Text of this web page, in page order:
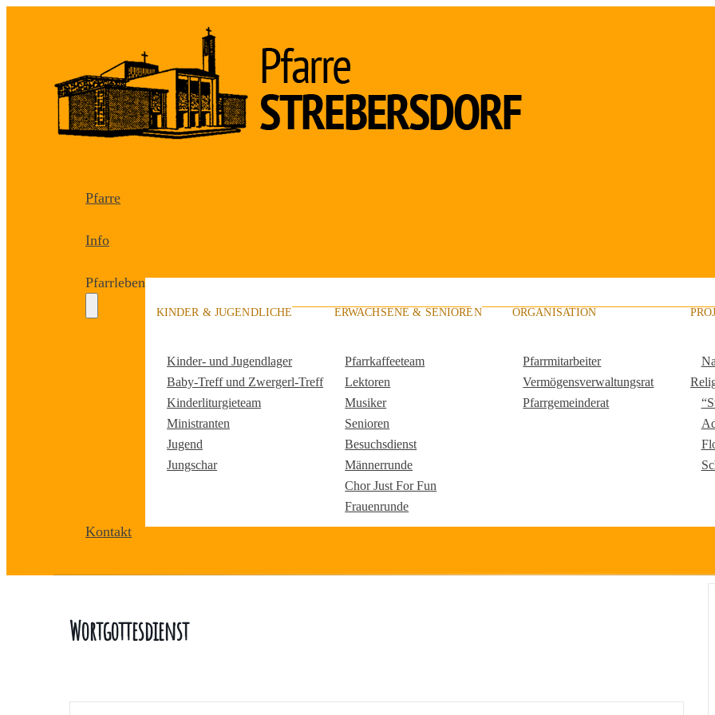
Pfarre
Info
Pfarrleben
KINDER & JUGENDLICHE
Kinder- und Jugendlager
Baby-Treff und Zwergerl-Treff
Kinderliturgieteam
Ministranten
Jugend
Jungschar
ERWACHSENE & SENIOREN
Pfarrkaffeeteam
Lektoren
Musiker
Senioren
Besuchsdienst
Männerrunde
Chor Just For Fun
Frauenrunde
ORGANISATION
Pfarrmitarbeiter
Vermögensverwaltungsrat
Pfarrgemeinderat
Kontakt
Wortgottesdienst